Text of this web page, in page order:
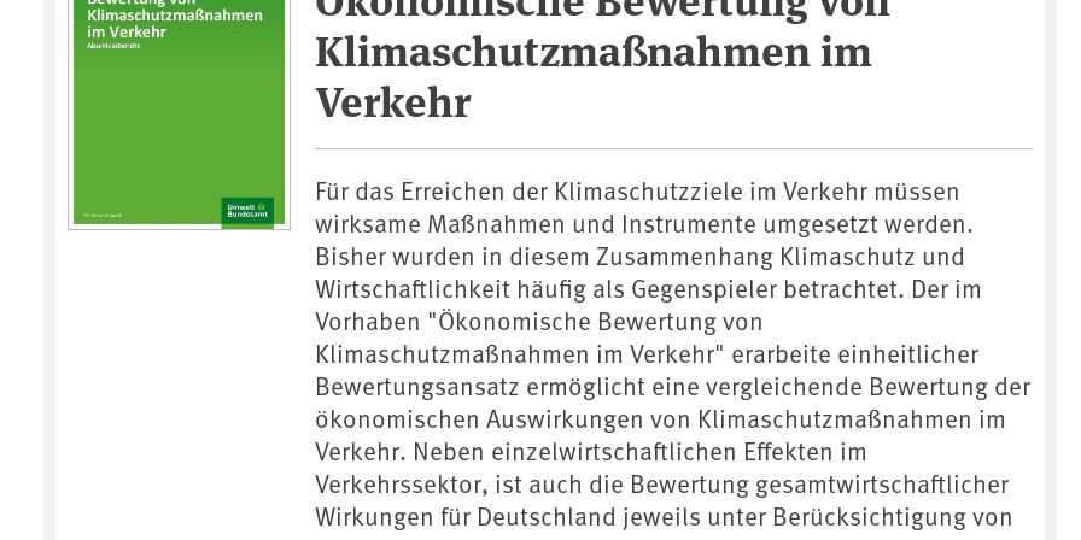
Klimaschutzmaßnahmen im
Verkehr
Für das Erreichen der Klimaschutzziele im Verkehr müssen
wirksame Maßnahmen und Instrumente umgesetzt werden.
Bisher wurden in diesem Zusammenhang Klimaschutz und
Wirtschaftlichkeit häufig als Gegenspieler betrachtet. Der im
Vorhaben "Ökonomische Bewertung von
Klimaschutzmaßnahmen im Verkehr" erarbeite einheitlicher
Bewertungsansatz ermöglicht eine vergleichende Bewertung der
ökonomischen Auswirkungen von Klimaschutzmaßnahmen im
Verkehr. Neben einzelwirtschaftlichen Effekten im
Verkehrssektor, ist auch die Bewertung gesamtwirtschaftlicher
Wirkungen für Deutschland jeweils unter Berücksichtigung von